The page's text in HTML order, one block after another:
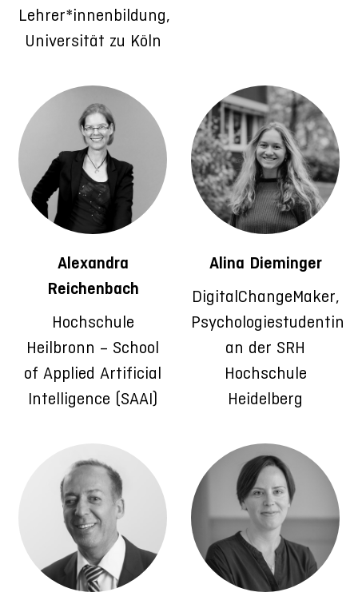
Lehrer*innenbildung,
Universität zu Köln
Alexandra
Reichenbach
Hochschule
Heilbronn – School
of Applied Artificial
Intelligence (SAAI)
Alina Dieminger
DigitalChangeMaker,
Psychologiestudentin
an der SRH
Hochschule
Heidelberg